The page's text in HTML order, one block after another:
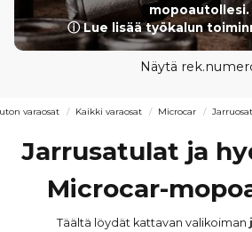
mopoautollesi.
ⓘ Lue lisää työkalun
Näytä
varaosat Kaikki varaosat Microcar Jarruosat
Jarrusatulat ja
Microcar-
Täältä löydät kattavan valikoiman